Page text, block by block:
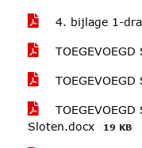
4. bijlage 1-
Sloten.docx
19 KB